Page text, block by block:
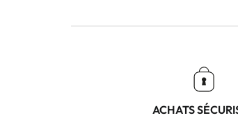
ACHATS